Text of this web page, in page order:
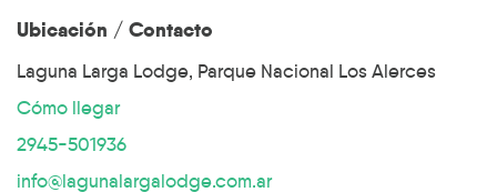
Ubicación / Contacto
Laguna Larga Lodge, Parque Nacional Los Alerces
Cómo llegar
2945-501936
info@lagunalargalodge.com.ar